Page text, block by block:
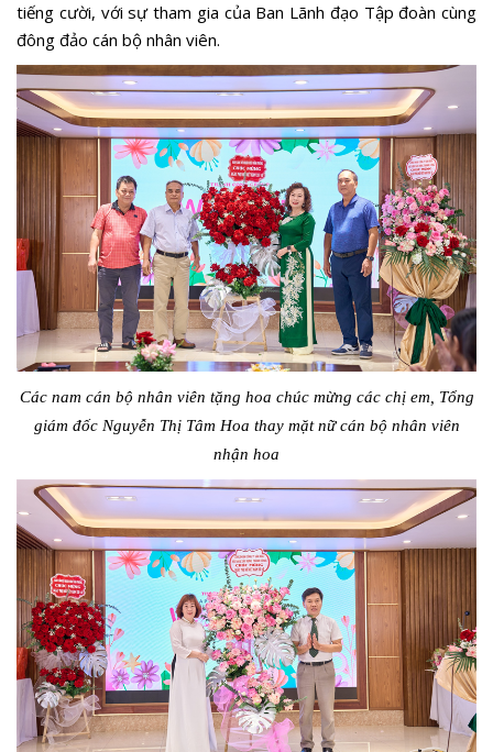
tiếng cười, với sự tham gia của Ban Lãnh đạo Tập đoàn cùng
đông đảo cán bộ nhân viên.
Các nam cán bộ nhân viên tặng hoa chúc mừng các chị em, Tổng
giám đốc Nguyễn Thị Tâm Hoa thay mặt nữ cán bộ nhân viên
nhận hoa